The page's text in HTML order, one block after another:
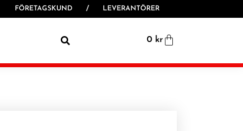
FÖRETAGSKUND / LEVERANTÖRER
0 kr